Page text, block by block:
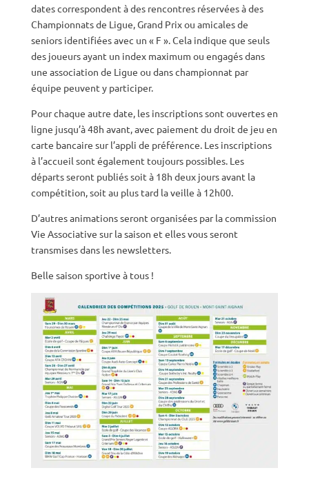
dates correspondent à des rencontres réservées à des
Championnats de Ligue, Grand Prix ou amicales de
seniors identifiées avec un « F ». Cela indique que seuls
des joueurs ayant un index maximum ou engagés dans
une association de Ligue ou dans championnat par
équipe peuvent y participer.
Pour chaque autre date, les inscriptions sont ouvertes en
ligne jusqu’à 48h avant, avec paiement du droit de jeu en
carte bancaire sur l’appli de préférence. Les inscriptions
à l’accueil sont également toujours possibles. Les
départs seront publiés soit à 18h deux jours avant la
compétition, soit au plus tard la veille à 12h00.
D’autres animations seront organisées par la commission
Vie Associative sur la saison et elles vous seront
transmises dans les newsletters.
Belle saison sportive à tous !